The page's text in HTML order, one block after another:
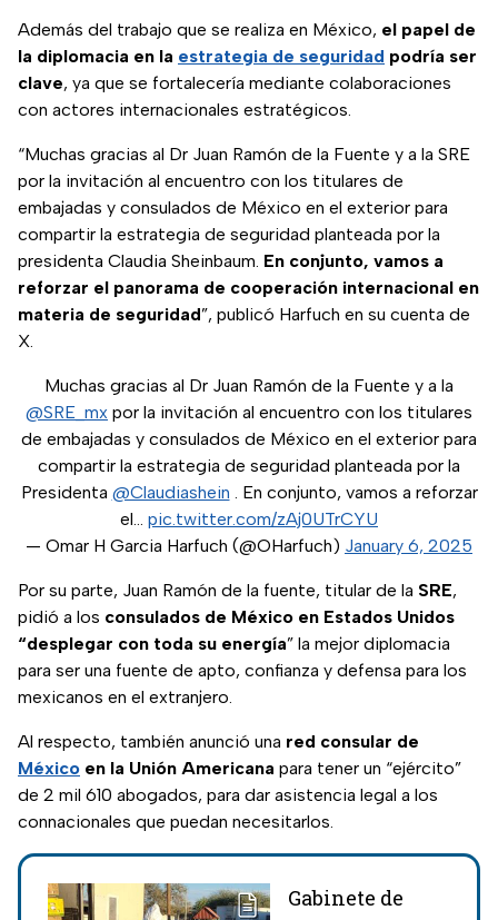
Además del trabajo que se realiza en México, el papel de
la diplomacia en la estrategia de seguridad podría ser
clave, ya que se fortalecería mediante colaboraciones
con actores internacionales estratégicos.
“Muchas gracias al Dr Juan Ramón de la Fuente y a la SRE
por la invitación al encuentro con los titulares de
embajadas y consulados de México en el exterior para
compartir la estrategia de seguridad planteada por la
presidenta Claudia Sheinbaum. En conjunto, vamos a
reforzar el panorama de cooperación internacional en
materia de seguridad”, publicó Harfuch en su cuenta de
X.
Muchas gracias al Dr Juan Ramón de la Fuente y a la
@SRE_mx por la invitación al encuentro con los titulares
de embajadas y consulados de México en el exterior para
compartir la estrategia de seguridad planteada por la
Presidenta @Claudiashein . En conjunto, vamos a reforzar
el… pic.twitter.com/zAj0UTrCYU
— Omar H Garcia Harfuch (@OHarfuch) January 6, 2025
Por su parte, Juan Ramón de la fuente, titular de la SRE,
pidió a los consulados de México en Estados Unidos
“desplegar con toda su energía” la mejor diplomacia
para ser una fuente de apto, confianza y defensa para los
mexicanos en el extranjero.
Al respecto, también anunció una red consular de
México en la Unión Americana para tener un “ejército”
de 2 mil 610 abogados, para dar asistencia legal a los
connacionales que puedan necesitarlos.
Gabinete de